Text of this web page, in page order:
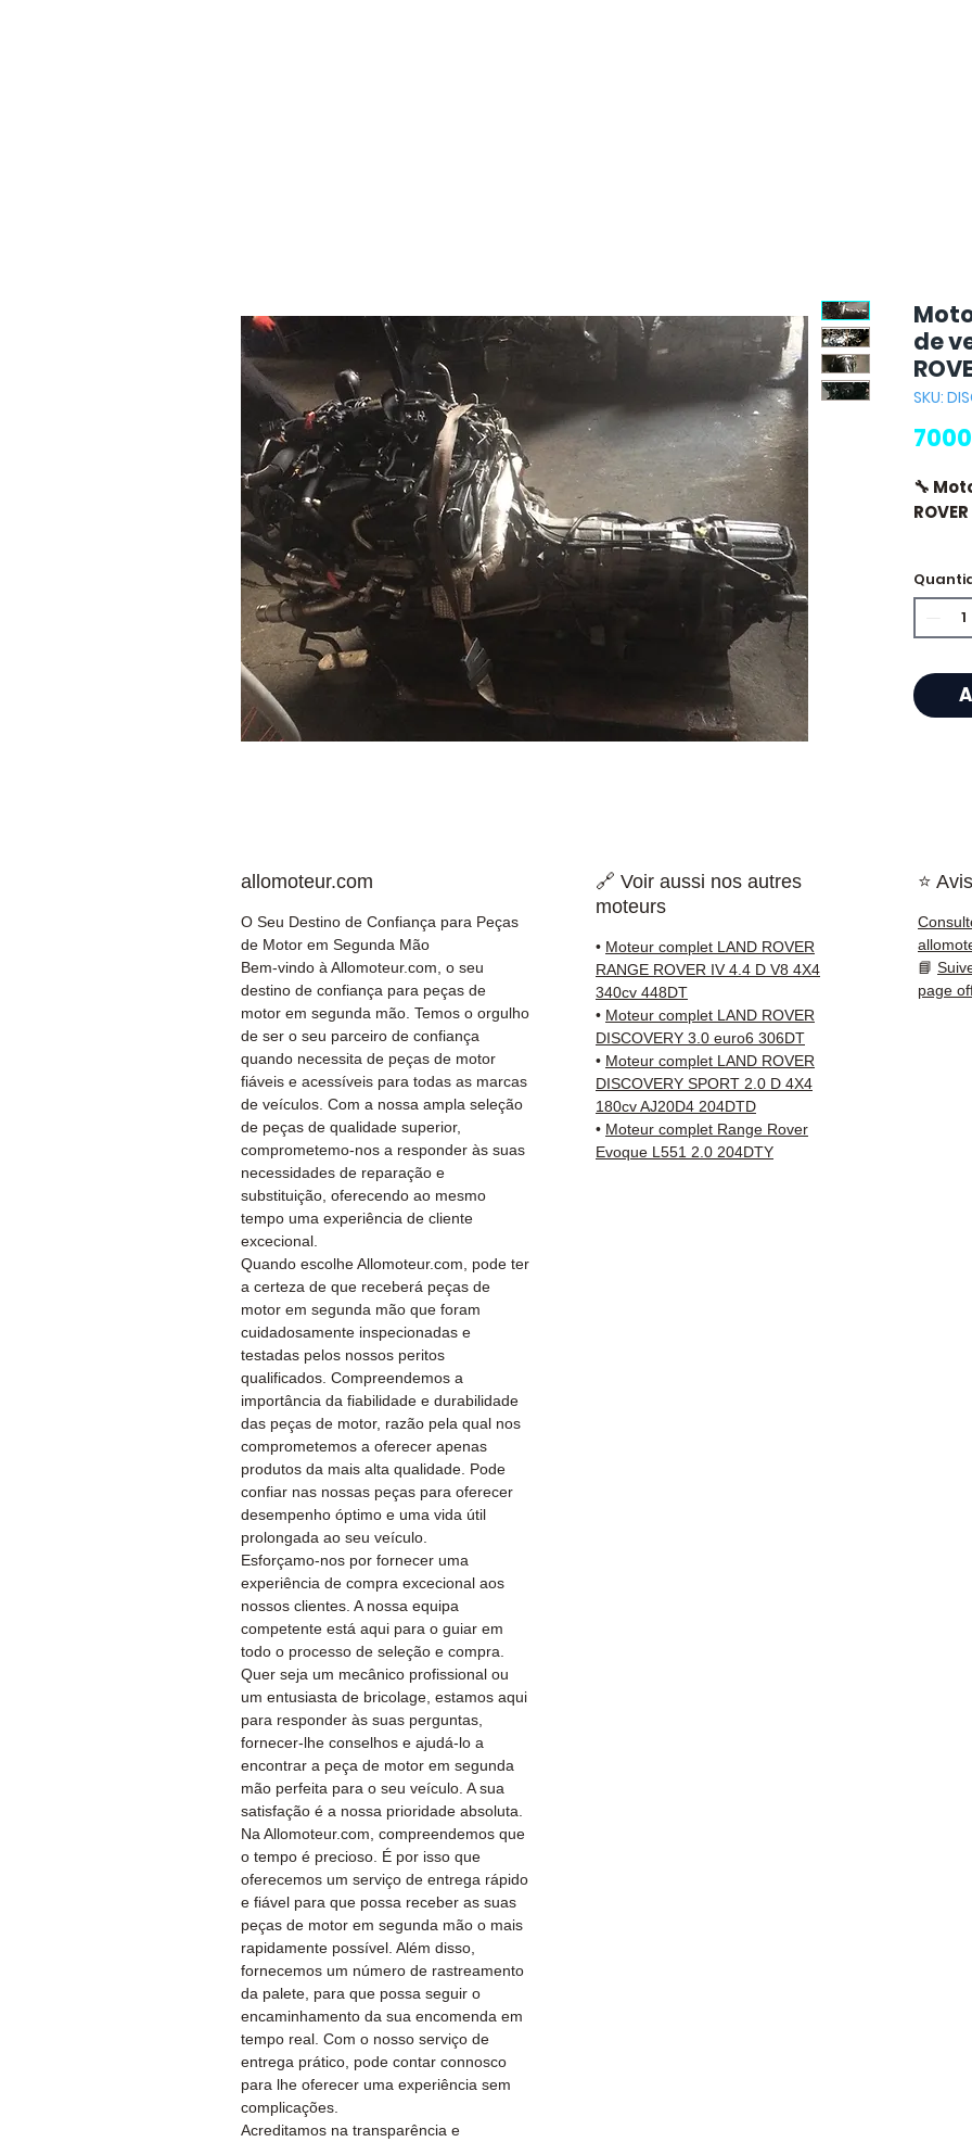
de
SKU:
🔧
⭐ Por
🇫🇷 e
✅
allomoteur.com
O Seu Destino de Confiança para Peças
de Motor em Segunda Mão
Bem-vindo à Allomoteur.com, o seu
destino de confiança para peças de
motor em segunda mão. Temos o orgulho
de ser o seu parceiro de confiança
quando necessita de peças de motor
fiáveis e acessíveis para todas as marcas
de veículos. Com a nossa ampla seleção
de peças de qualidade superior,
comprometemo-nos a responder às suas
necessidades de reparação e
substituição, oferecendo ao mesmo
tempo uma experiência de cliente
excecional.
Quando escolhe Allomoteur.com, pode ter
a certeza de que receberá peças de
motor em segunda mão que foram
cuidadosamente inspecionadas e
testadas pelos nossos peritos
qualificados. Compreendemos a
importância da fiabilidade e durabilidade
das peças de motor, razão pela qual nos
comprometemos a oferecer apenas
produtos da mais alta qualidade. Pode
confiar nas nossas peças para oferecer
desempenho óptimo e uma vida útil
prolongada ao seu veículo.
Esforçamo-nos por fornecer uma
experiência de compra excecional aos
nossos clientes. A nossa equipa
competente está aqui para o guiar em
todo o processo de seleção e compra.
Quer seja um mecânico profissional ou
um entusiasta de bricolage, estamos aqui
para responder às suas perguntas,
fornecer-lhe conselhos e ajudá-lo a
encontrar a peça de motor em segunda
mão perfeita para o seu veículo. A sua
satisfação é a nossa prioridade absoluta.
Na Allomoteur.com, compreendemos que
o tempo é precioso. É por isso que
oferecemos um serviço de entrega rápido
e fiável para que possa receber as suas
peças de motor em segunda mão o mais
rapidamente possível. Além disso,
fornecemos um número de rastreamento
da palete, para que possa seguir o
encaminhamento da sua encomenda em
tempo real. Com o nosso serviço de
entrega prático, pode contar connosco
para lhe oferecer uma experiência sem
complicações.
Acreditamos na transparência e
🔗 Voir aussi nos autres
moteurs
• Moteur complet LAND ROVER
RANGE ROVER IV 4.4 D V8 4X4
340cv 448DT
• Moteur complet LAND ROVER
DISCOVERY 3.0 euro6 306DT
• Moteur complet LAND ROVER
DISCOVERY SPORT 2.0 D 4X4
180cv AJ20D4 204DTD
• Moteur complet Range Rover
Evoque L551 2.0 204DTY
⭐
📘
page